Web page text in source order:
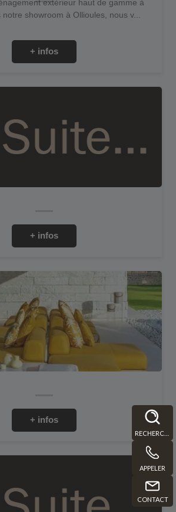
APPELER
CONTACT
extérieur haut de gamme à
showroom à Ollioules, nous v...
+ infos
+ infos
+ infos